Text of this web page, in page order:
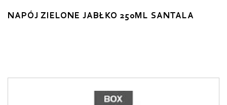
NAPÓJ ZIELONE JABŁKO 250ML SANTALA